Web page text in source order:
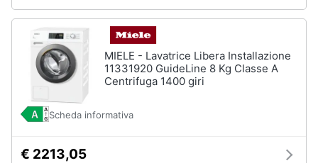
MIELE - Lavatrice Libera Installazione
11331920 GuideLine 8 Kg Classe A
Centrifuga 1400 giri
Scheda informativa
€ 2213,05